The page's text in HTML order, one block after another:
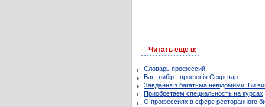
Читать еще в:
Словарь профессий
Ваш вибір - професія Секретар
Завдання з багатьма невідомими. Ви
Приобретаем специальность на курсах
О профессиях в сфере ресторанного